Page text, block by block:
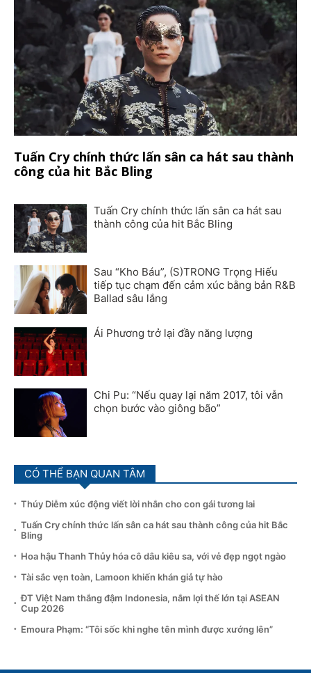
Tuấn Cry chính thức lấn sân ca hát sau thành
công của hit Bắc Bling
Tuấn Cry chính thức lấn sân ca hát sau
thành công của hit Bắc Bling
Sau “Kho Báu”, (S)TRONG Trọng Hiếu
tiếp tục chạm đến cảm xúc bằng bản R&B
Ballad sâu lắng
Ái Phương trở lại đầy năng lượng
Chi Pu: “Nếu quay lại năm 2017, tôi vẫn
chọn bước vào giông bão”
CÓ THỂ BẠN QUAN TÂM
Thúy Diễm xúc động viết lời nhắn cho con gái tương lai
Tuấn Cry chính thức lấn sân ca hát sau thành công của hit Bắc
Bling
Hoa hậu Thanh Thủy hóa cô dâu kiêu sa, với vẻ đẹp ngọt ngào
Tài sắc vẹn toàn, Lamoon khiến khán giả tự hào
ĐT Việt Nam thắng đậm Indonesia, nắm lợi thế lớn tại ASEAN
Cup 2026
Emoura Phạm: “Tôi sốc khi nghe tên mình được xướng lên”